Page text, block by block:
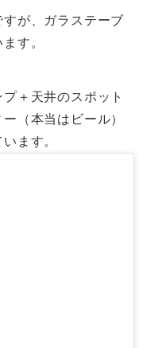
が、ガラステーブ
す。
＋天井のスポット
（本当はビール）
ます。